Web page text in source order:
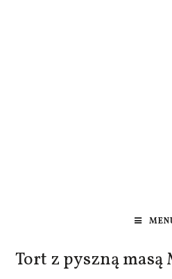
Tort z pyszną masą